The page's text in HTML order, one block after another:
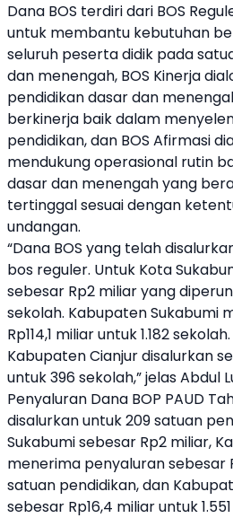
Dana BOS terdiri dari BOS
untuk membantu kebutuhan
seluruh peserta didik pada
dan menengah, BOS Kinerja
pendidikan dasar dan
berkinerja baik dalam
pendidikan, dan BOS Afirmasi
mendukung operasional rutin
dasar dan menengah yang
tertinggal sesuai dengan
undangan.
“Dana BOS yang telah
bos reguler. Untuk Kota
sebesar Rp2 miliar yang
sekolah. Kabupaten Sukabumi
Rp114,1 miliar untuk 1.182
Kabupaten Cianjur disalurkan
untuk 396 sekolah,” jelas Abdul
Penyaluran Dana BOP PAUD
disalurkan untuk 209 satuan
Sukabumi sebesar Rp2 miliar,
menerima penyaluran sebesar
satuan pendidikan, dan
sebesar Rp16,4 miliar untuk